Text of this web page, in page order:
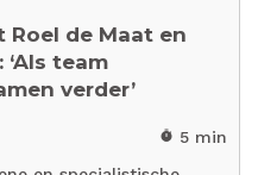
Roel de Maat en
team
verder’
timer 5 min